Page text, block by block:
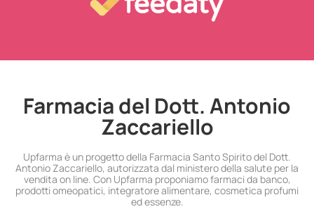
Farmacia del Dott. Antonio
Zaccariello
Upfarma è un progetto della Farmacia Santo Spirito del Dott.
Antonio Zaccariello, autorizzata dal ministero della salute per la
vendita on line. Con Upfarma proponiamo farmaci da banco,
prodotti omeopatici, integratore alimentare, cosmetica profumi
ed essenze.